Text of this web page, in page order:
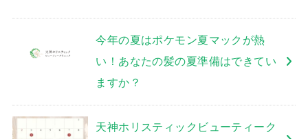
今年の夏はポケモン夏マックが熱
い！あなたの髪の夏準備はできてい
ますか？
天神ホリスティックビューティーク